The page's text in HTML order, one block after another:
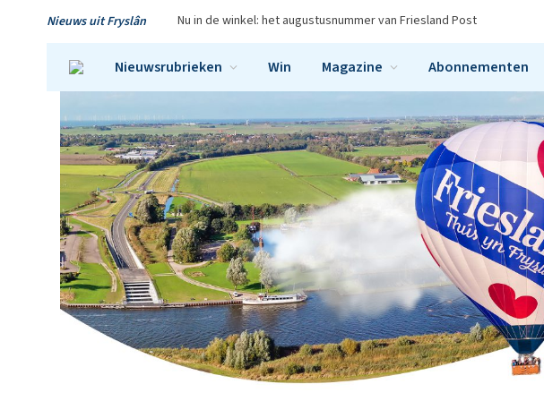
Nieuws uit Fryslân Nu in de winkel: het augustusnummer van Friesland Post
Nieuwsrubrieken Win Magazine Abonnementen